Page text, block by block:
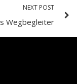
NEXT POST
Wegbegleiter